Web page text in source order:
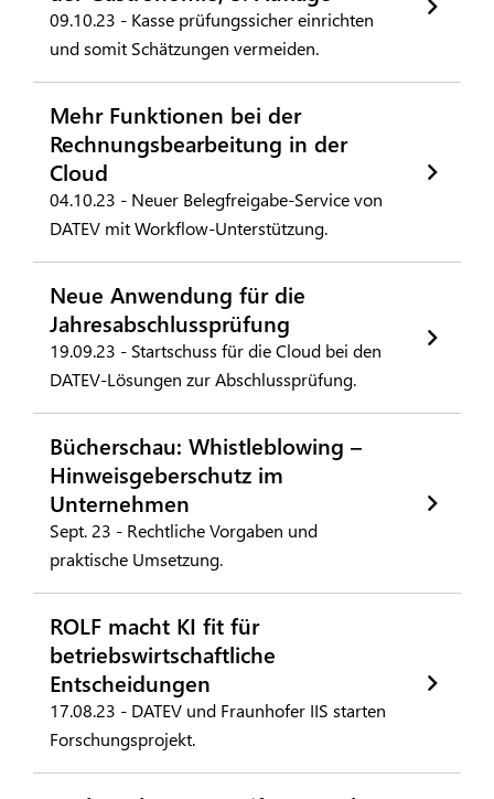
09.10.23 - Kasse prüfungssicher einrichten
und somit Schätzungen vermeiden.
Mehr Funktionen bei der
Rechnungsbearbeitung in der
Cloud
04.10.23 - Neuer Belegfreigabe-Service von
DATEV mit Workflow-Unterstützung.
Neue Anwendung für die
Jahresabschlussprüfung
19.09.23 - Startschuss für die Cloud bei den
DATEV-Lösungen zur Abschlussprüfung.
Bücherschau: Whistleblowing –
Hinweisgeberschutz im
Unternehmen
Sept. 23 - Rechtliche Vorgaben und
praktische Umsetzung.
ROLF macht KI fit für
betriebswirtschaftliche
Entscheidungen
17.08.23 - DATEV und Fraunhofer IIS starten
Forschungsprojekt.